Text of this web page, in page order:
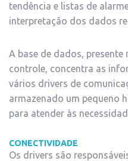
tendência e listas de
interpretação dos dados
A base de dados, presente
controle, concentra as
vários drivers de
armazenado um pequeno
para atender às
CONECTIVIDADE
Os drivers são